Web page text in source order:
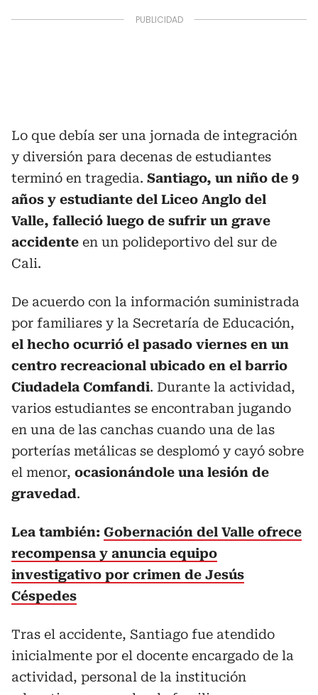
Lo que debía ser una jornada de integración
y diversión para decenas de estudiantes
terminó en tragedia. Santiago, un niño de 9
años y estudiante del Liceo Anglo del
Valle, falleció luego de sufrir un grave
accidente en un polideportivo del sur de
Cali.
De acuerdo con la información suministrada
por familiares y la Secretaría de Educación,
el hecho ocurrió el pasado viernes en un
centro recreacional ubicado en el barrio
Ciudadela Comfandi. Durante la actividad,
varios estudiantes se encontraban jugando
en una de las canchas cuando una de las
porterías metálicas se desplomó y cayó sobre
el menor, ocasionándole una lesión de
gravedad.
Lea también: Gobernación del Valle ofrece
recompensa y anuncia equipo
investigativo por crimen de Jesús
Céspedes
Tras el accidente, Santiago fue atendido
inicialmente por el docente encargado de la
actividad, personal de la institución